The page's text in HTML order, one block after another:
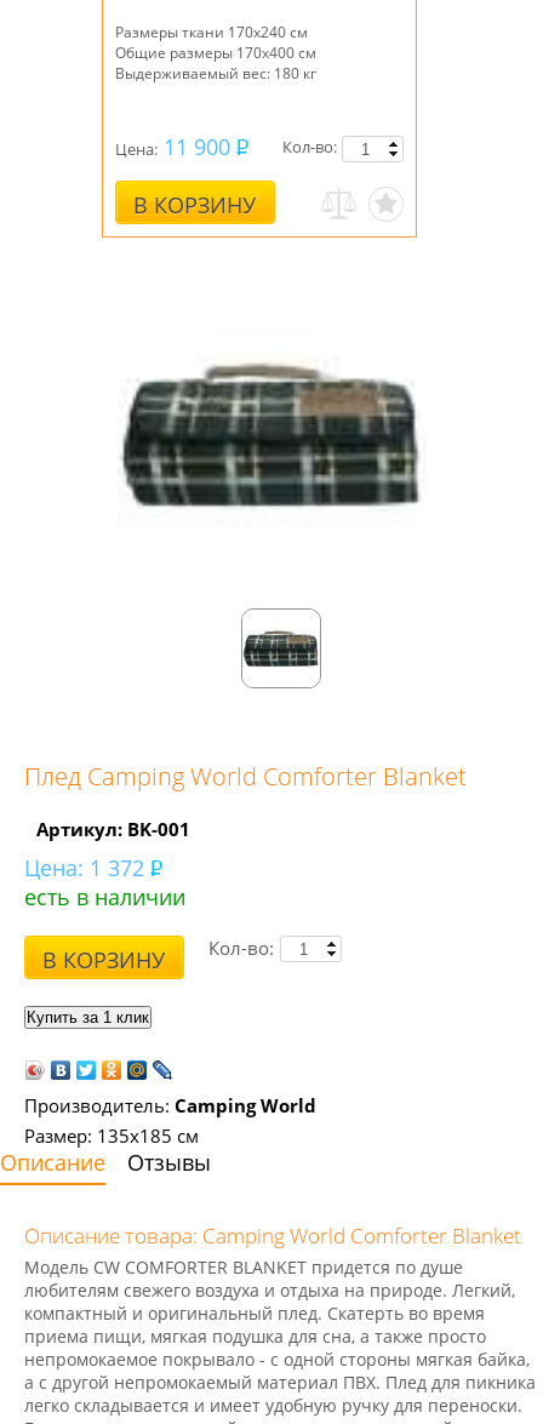
Размеры ткани 170x240 см
Общие размеры 170x400 см
Выдерживаемый вес: 180 кг
Цена: 11 900
В КОРЗИНУ
Кол-во:
Плед Camping World Comforter Blanket
Артикул: BK-001
Цена: 1 372
есть в наличии
В КОРЗИНУ Кол-во:
Производитель: Camping World
Размер: 135х185 см
Описание Отзывы
Описание товара: Camping World Comforter Blanket
Модель CW COMFORTER BLANKET придется по душе
любителям свежего воздуха и отдыха на природе. Легкий,
компактный и оригинальный плед. Скатерть во время
приема пищи, мягкая подушка для сна, а также просто
непромокаемое покрывало - с одной стороны мягкая байка,
а с другой непромокаемый материал ПВХ. Плед для пикника
легко складывается и имеет удобную ручку для переноски.